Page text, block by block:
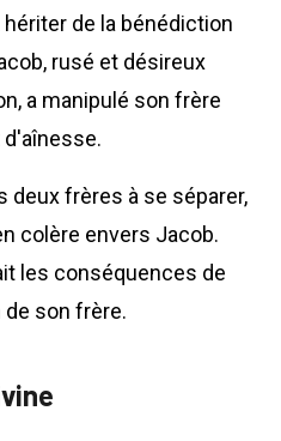
hériter de la bénédiction
rusé et désireux
a manipulé son frère
deux frères à se séparer,
colère envers Jacob.
les conséquences de
son frère.